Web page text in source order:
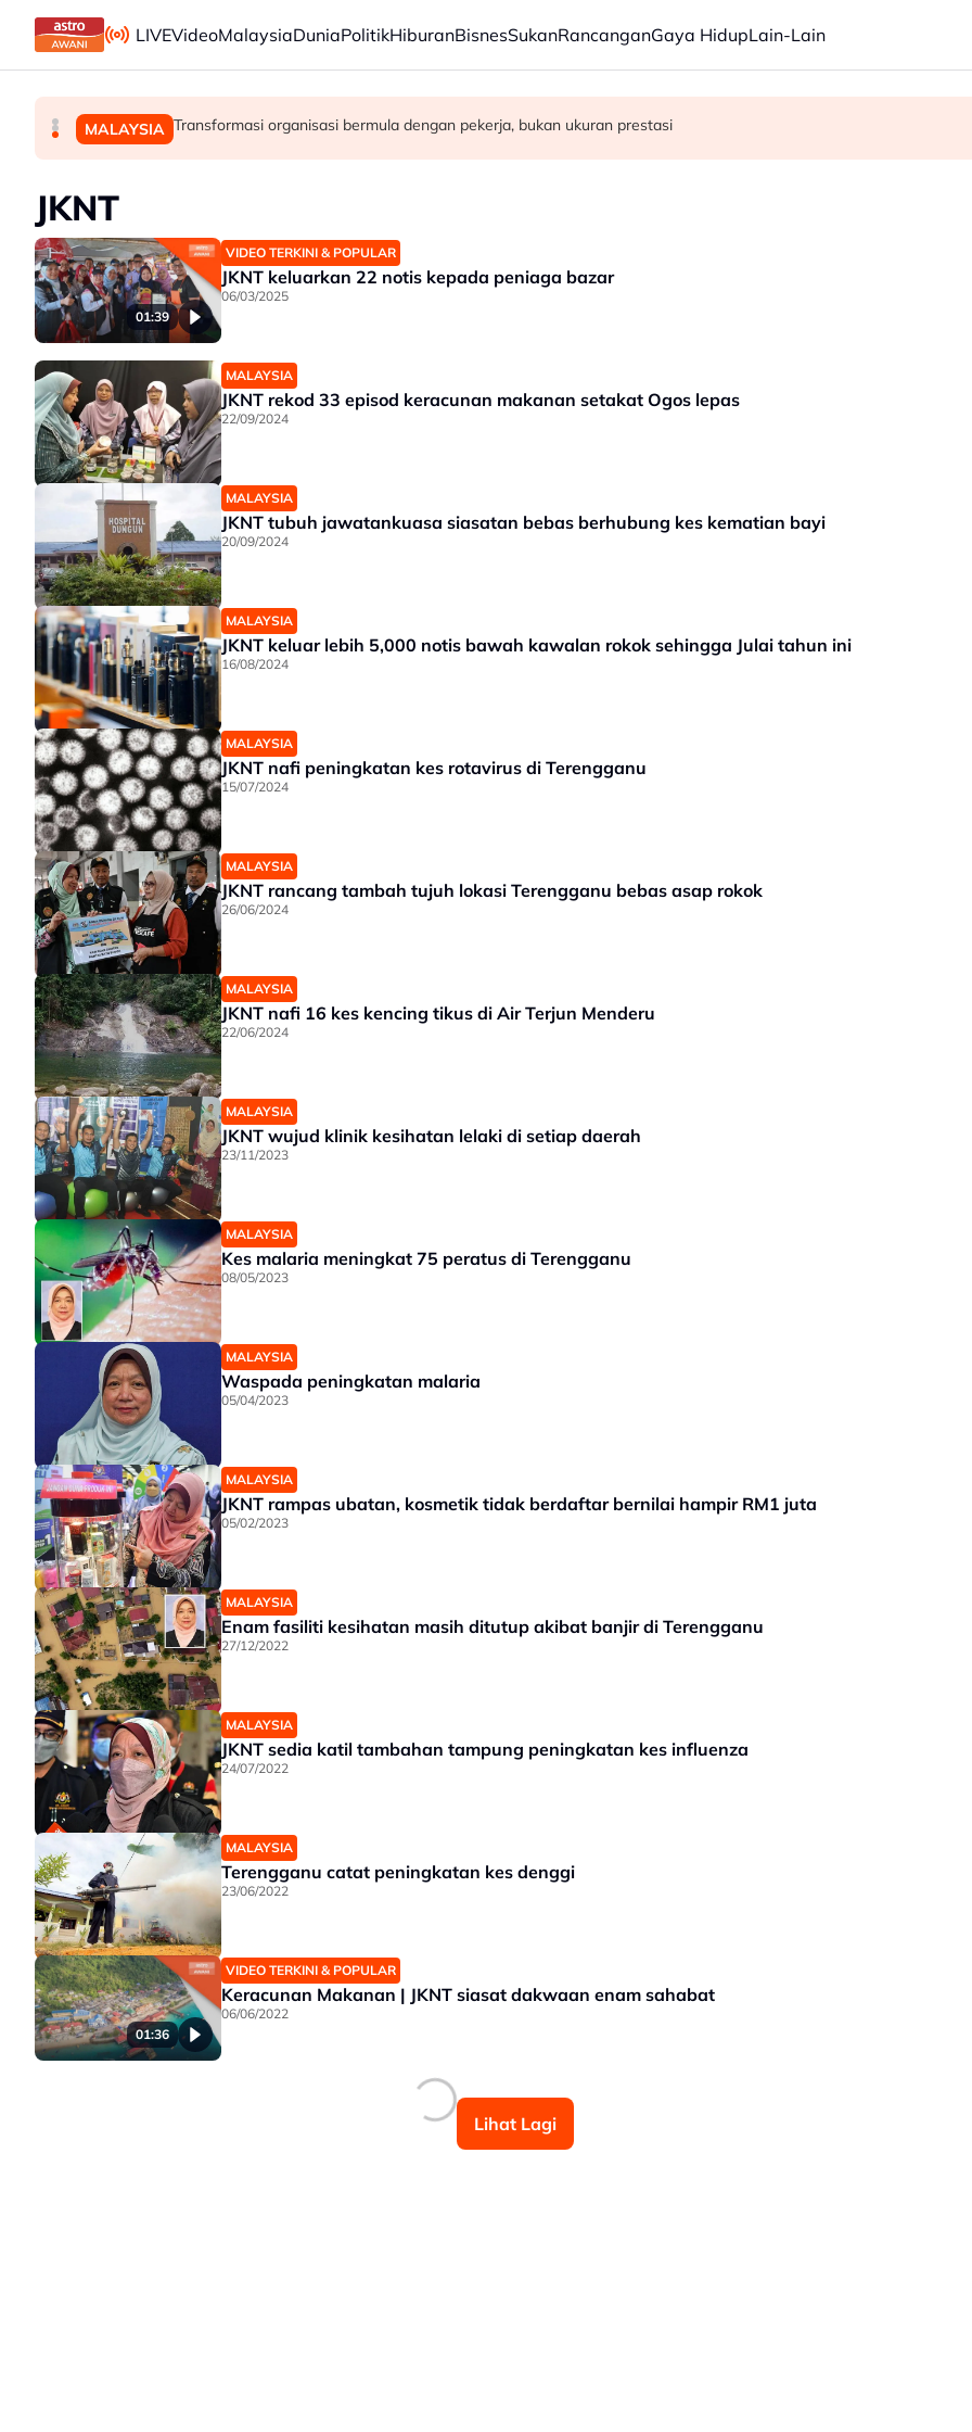
Skip to main content
LIVEVideoMalaysiaDuniaPolitikHiburanBisnesSukanRancanganGaya HidupLain-Lain
MALAYSIA Takut bersuara boleh jejas usaha banteras rasuah - Syed Ahmad Idid
DUNIA Lapan negara kecam serangan Israel terhadap kemudahan kesihatan, infrastruktur awam di Gaza
MALAYSIA Transformasi organisasi bermula dengan pekerja, bukan ukuran prestasi
JKNT
01:39
VIDEO TERKINI & POPULAR
JKNT keluarkan 22 notis kepada peniaga bazar
06/03/2025
MALAYSIA
JKNT rekod 33 episod keracunan makanan setakat Ogos lepas
22/09/2024
MALAYSIA
JKNT tubuh jawatankuasa siasatan bebas berhubung kes kematian bayi
20/09/2024
MALAYSIA
JKNT keluar lebih 5,000 notis bawah kawalan rokok sehingga Julai tahun ini
16/08/2024
MALAYSIA
JKNT nafi peningkatan kes rotavirus di Terengganu
15/07/2024
MALAYSIA
JKNT rancang tambah tujuh lokasi Terengganu bebas asap rokok
26/06/2024
MALAYSIA
JKNT nafi 16 kes kencing tikus di Air Terjun Menderu
22/06/2024
MALAYSIA
JKNT wujud klinik kesihatan lelaki di setiap daerah
23/11/2023
MALAYSIA
Kes malaria meningkat 75 peratus di Terengganu
08/05/2023
MALAYSIA
Waspada peningkatan malaria
05/04/2023
MALAYSIA
JKNT rampas ubatan, kosmetik tidak berdaftar bernilai hampir RM1 juta
05/02/2023
MALAYSIA
Enam fasiliti kesihatan masih ditutup akibat banjir di Terengganu
27/12/2022
MALAYSIA
JKNT sedia katil tambahan tampung peningkatan kes influenza
24/07/2022
MALAYSIA
Terengganu catat peningkatan kes denggi
23/06/2022
01:36
VIDEO TERKINI & POPULAR
Keracunan Makanan | JKNT siasat dakwaan enam sahabat
06/06/2022
Lihat Lagi